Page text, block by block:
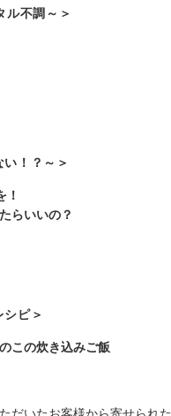
不調～＞
！？～＞
！
らいいの？
ピ＞
この炊き込みご飯
だいたお客様から寄せられた